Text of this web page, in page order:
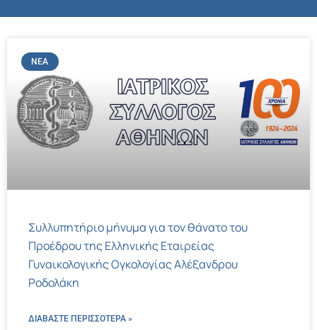
ΝΈΑ
Συλλυπητήριο μήνυμα για τον θάνατο του
Προέδρου της Ελληνικής Εταιρείας
Γυναικολογικής Ογκολογίας Αλέξανδρου
Ροδολάκη
ΔΙΑΒΑΣΤΕ ΠΕΡΙΣΣΌΤΕΡΑ »